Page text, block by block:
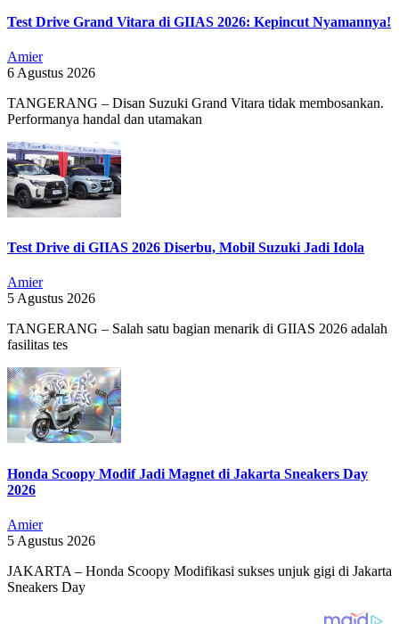
Test Drive Grand Vitara di GIIAS 2026: Kepincut Nyamannya!
Amier
6 Agustus 2026
TANGERANG – Disan Suzuki Grand Vitara tidak membosankan.
Performanya handal dan utamakan
Test Drive di GIIAS 2026 Diserbu, Mobil Suzuki Jadi Idola
Amier
5 Agustus 2026
TANGERANG – Salah satu bagian menarik di GIIAS 2026 adalah
fasilitas tes
Honda Scoopy Modif Jadi Magnet di Jakarta Sneakers Day
2026
Amier
5 Agustus 2026
JAKARTA – Honda Scoopy Modifikasi sukses unjuk gigi di Jakarta
Sneakers Day